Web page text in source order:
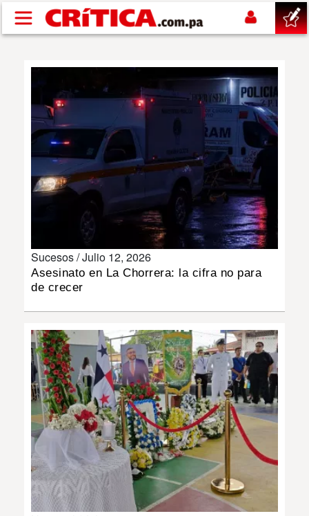
Pasar al contenido principal
NACIONAL
POLÍTICA
DEPORTES
INSÓLITAS
MULTIMEDIA
IMPRESO
Sucesos /Julio 12, 2026
Asesinato en La Chorrera: la cifra no para
de crecer